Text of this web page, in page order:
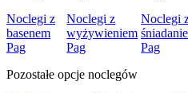
Noclegi z
basenem
Pag
Noclegi z
wyżywieniem
Pag
Noclegi
Pag
Pozostałe opcje noclegów